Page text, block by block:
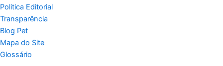
Politica Editorial
Transparência
Blog Pet
Mapa do Site
Glossário